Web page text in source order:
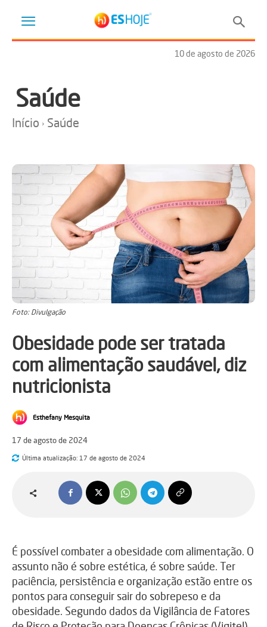
10 de agosto de 2026
Saúde
Início Saúde
Foto: Divulgação
Obesidade pode ser tratada
com alimentação saudável, diz
nutricionista
Esthefany Mesquita
17 de agosto de 2024
Última atualização: 17 de agosto de 2024
É possível combater a obesidade com alimentação. O
assunto não é sobre estética, é sobre saúde. Ter
paciência, persistência e organização estão entre os
pontos para conseguir sair do sobrepeso e da
obesidade. Segundo dados da Vigilância de Fatores